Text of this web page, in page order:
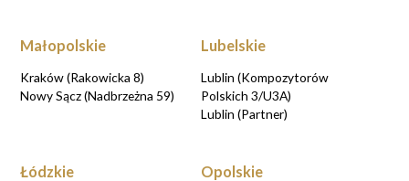
Małopolskie
Kraków (Rakowicka 8)
Nowy Sącz (Nadbrzeżna 59)
Lubelskie
Lublin (Kompozytorów
Polskich 3/U3A)
Lublin (Partner)
Łódzkie Opolskie